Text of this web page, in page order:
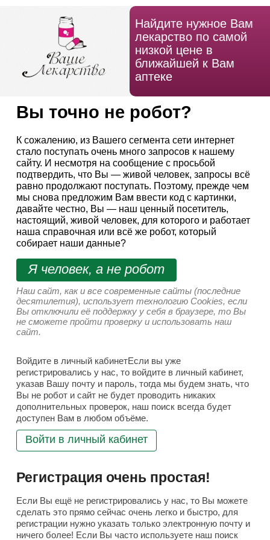
Найдите нужное Вам
лекарство по самой
низкой цене в
ближайшей к Вам
аптеке
Вы точно не робот?
К сожалению, из Вашего сегмента сети интернет
стало поступать очень много запросов к нашему
сайту. И несмотря на сообщение с просьбой
подтвердить, что Вы — живой человек, запросы всё
равно продолжают поступать. Поэтому, прежде чем
мы снова предложим Вам ввести код с картинки,
давайте честно, Вы — наш ценный посетитель,
настоящий, живой человек, для которого и работает
наша справочная или всё же робот, который
собирает наши данные?
Я человек, а не робот
Наш сайт, как и все современные сайты (последние
десятилетия), использует технологию Cookies, если
Вы отключили её поддержку у себя в браузере, то Вы
не сможете пройти проверку и использовать наш
сайт.
Войдите в личный кабинетЕсли вы уже
регистрировались у нас, то войдите в личный кабинет,
указав Вашу почту и пароль, тогда мы будем знать, что
Вы не робот и сайт не будет проводить никаких
дополнительных проверок, наш поиск всегда будет
доступен Вам в любом объёме.
Войти в личный кабинет
Регистрация очень простая!
Если Вы ещё не регистрировались у нас, то Вы можете
сделать это прямо сейчас очень легко и быстро, для
регистрации нужно указать только электронную почту и
ничего более! Если Вы часто используете наш поиск